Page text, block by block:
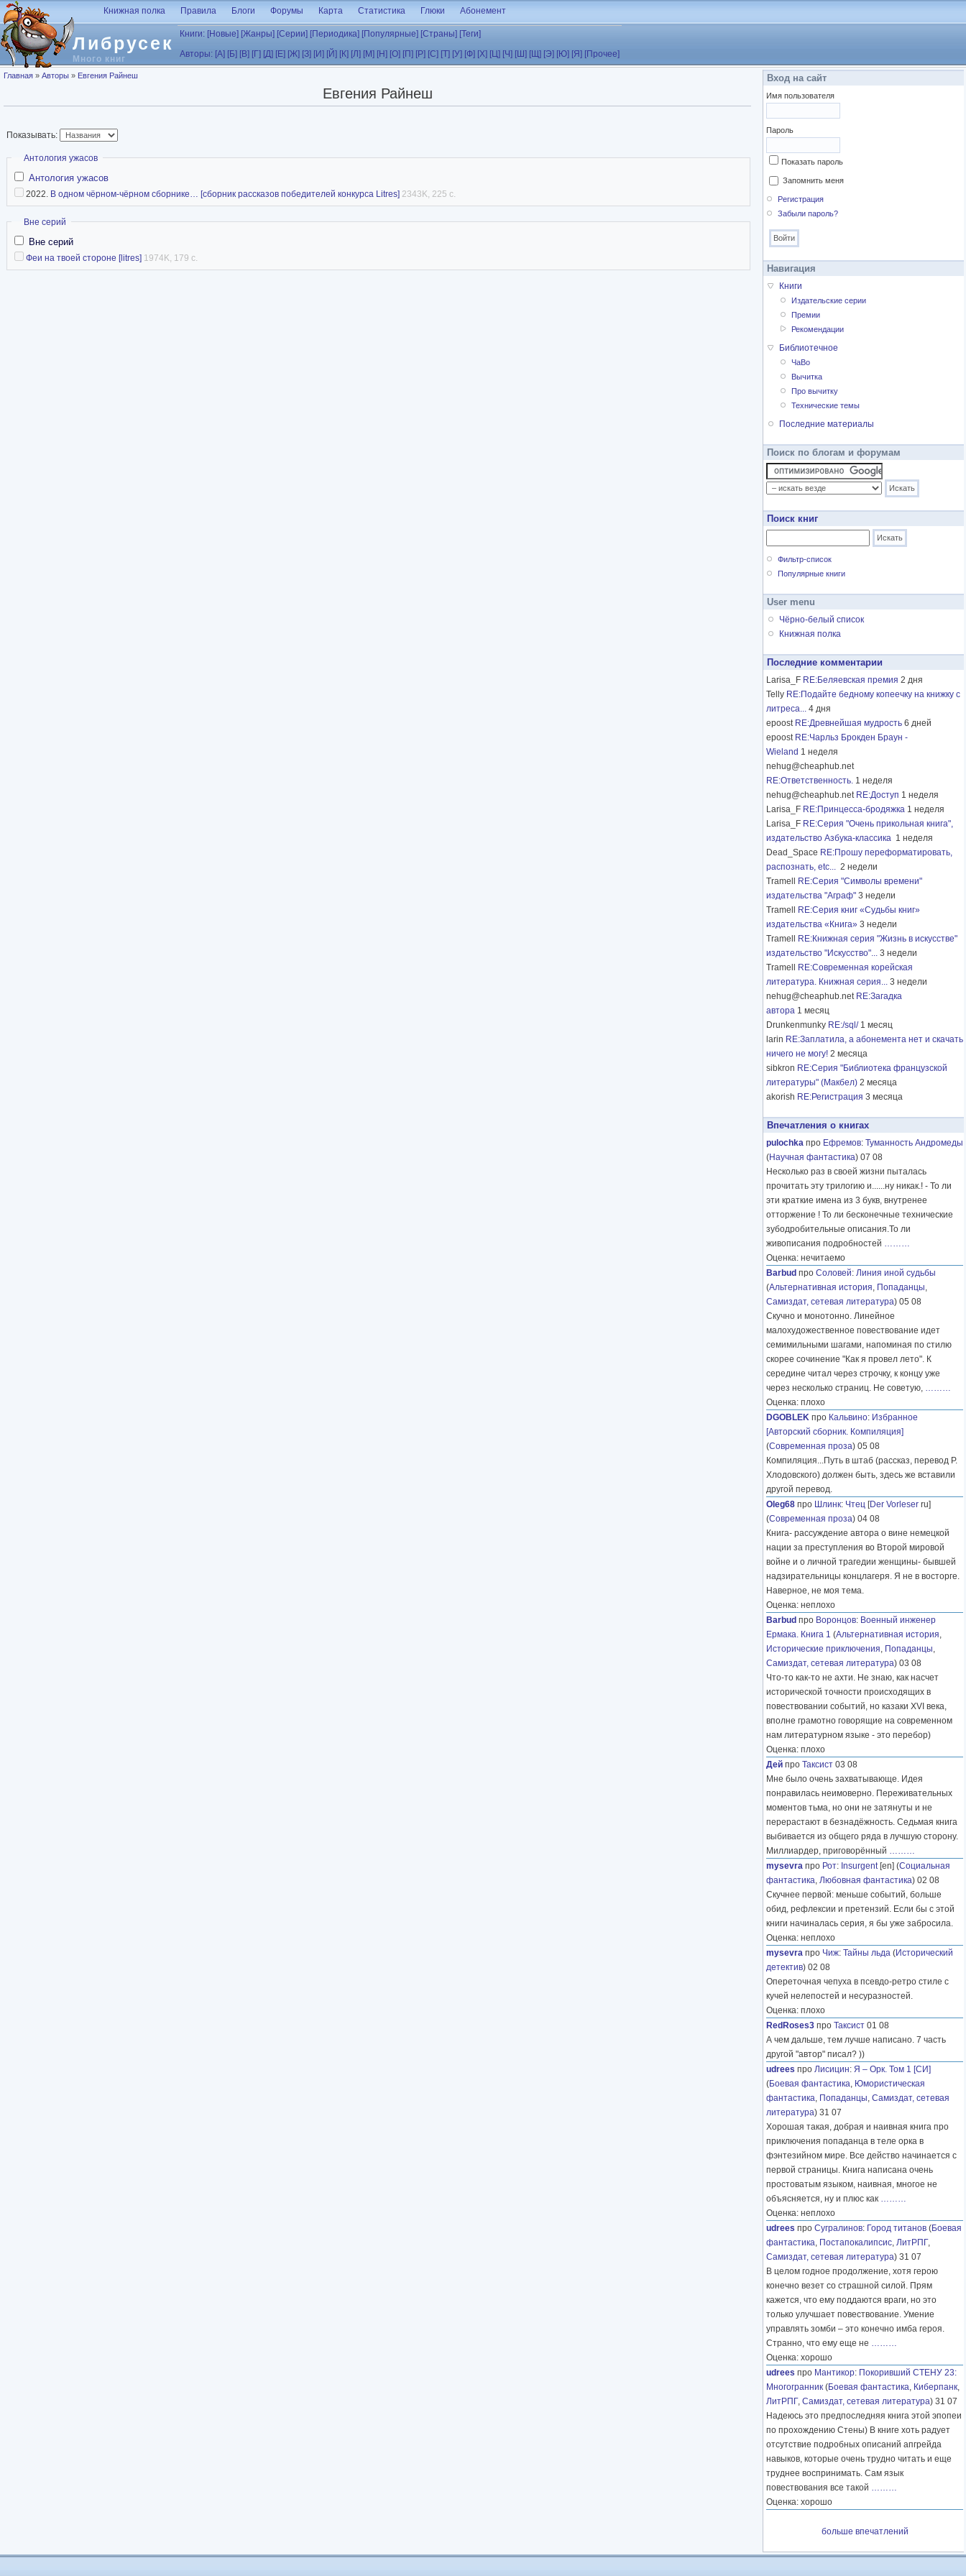
Перейти к основному содержанию
Либрусек
Много книг
Книжная полка Правила Блоги Форумы Карта Статистика Глюки Абонемент
Книги: [Новые] [Жанры] [Серии] [Периодика] [Популярные] [Страны] [Теги]
Авторы: [А] [Б] [В] [Г] [Д] [Е] [Ж] [З] [И] [Й] [К] [Л] [М] [Н] [О] [П] [Р] [С] [Т] [У] [Ф] [Х] [Ц] [Ч] [Ш] [Щ] [Э] [Ю] [Я] [Прочее]
Вы здесь
Главная » Авторы » Евгения Райнеш
Евгения Райнеш
Показывать:
Скрыть
Антология ужасов
Антология ужасов
2022. В одном чёрном-чёрном сборнике… [сборник рассказов победителей конкурса Litres] 2343K, 225 с.
Скрыть
Вне серий
Вне серий
Феи на твоей стороне [litres] 1974K, 179 с.
Вход на сайт
Имя пользователя
Пароль
Показать пароль
Запомнить меня
Регистрация
Забыли пароль?
Навигация
Книги
Издательские серии
Премии
Рекомендации
Библиотечное
ЧаВо
Вычитка
Про вычитку
Технические темы
Последние материалы
Поиск по блогам и форумам
Поиск книг
Фильтр-список
Популярные книги
User menu
Чёрно-белый список
Книжная полка
Последние комментарии
Larisa_F RE:Беляевская премия 2 дня
Telly RE:Подайте бедному копеечку на книжку с
литреса... 4 дня
epoost RE:Древнейшая мудрость 6 дней
epoost RE:Чарльз Брокден Браун -
Wieland 1 неделя
nehug@cheaphub.net
RE:Ответственность. 1 неделя
nehug@cheaphub.net RE:Доступ 1 неделя
Larisa_F RE:Принцесса-бродяжка 1 неделя
Larisa_F RE:Серия "Очень прикольная книга",
издательство Азбука-классика 1 неделя
Dead_Space RE:Прошу переформатировать,
распознать, etc... 2 недели
Tramell
RE:Серия "Символы времени"
издательства "Аграф" 3 недели
Tramell
RE:Серия книг «Судьбы книг»
издательства «Книга» 3 недели
Tramell
RE:Книжная серия "Жизнь в искусстве"
издательство "Искусство"... 3 недели
Tramell
RE:Современная корейская
литература. Книжная серия... 3 недели
nehug@cheaphub.net RE:Загадка
автора 1 месяц
Drunkenmunky RE:/sql/ 1 месяц
larin RE:Заплатила, а абонемента нет и скачать
ничего не могу! 2 месяца
sibkron RE:Серия "Библиотека французской
литературы" (Макбел) 2 месяца
akorish RE:Регистрация 3 месяца
Впечатления о книгах
pulochka про Ефремов: Туманность Андромеды
(Научная фантастика) 07 08
Несколько раз в своей жизни пыталась
прочитать эту трилогию и......ну никак.! - То ли
эти краткие имена из 3 букв, внутренее
отторжение ! То ли бесконечные технические
зубодробительные описания.То ли
живописания подробностей ………
Оценка: нечитаемо
Barbud про Соловей: Линия иной судьбы
(Альтернативная история, Попаданцы,
Самиздат, сетевая литература) 05 08
Скучно и монотонно. Линейное
малохудожественное повествование идет
семимильными шагами, напоминая по стилю
скорее сочинение "Как я провел лето". К
середине читал через строчку, к концу уже
через несколько страниц. Не советую, ………
Оценка: плохо
DGOBLEK про Кальвино: Избранное
[Авторский сборник. Компиляция]
(Современная проза) 05 08
Компиляция...Путь в штаб (рассказ, перевод Р.
Хлодовского) должен быть, здесь же вставили
другой перевод.
Oleg68 про Шлинк: Чтец [Der Vorleser ru]
(Современная проза) 04 08
Книга- рассуждение автора о вине немецкой
нации за преступления во Второй мировой
войне и о личной трагедии женщины- бывшей
надзирательницы концлагеря. Я не в восторге.
Наверное, не моя тема.
Оценка: неплохо
Barbud про Воронцов: Военный инженер
Ермака. Книга 1 (Альтернативная история,
Исторические приключения, Попаданцы,
Самиздат, сетевая литература) 03 08
Что-то как-то не ахти. Не знаю, как насчет
исторической точности происходящих в
повествовании событий, но казаки XVI века,
вполне грамотно говорящие на современном
нам литературном языке - это перебор)
Оценка: плохо
Дей про Таксист 03 08
Мне было очень захватывающе. Идея
понравилась неимоверно. Переживательных
моментов тьма, но они не затянуты и не
перерастают в безнадёжность. Седьмая книга
выбивается из общего ряда в лучшую сторону.
Миллиардер, приговорённый ………
mysevra про Рот: Insurgent[en] (Социальная
фантастика, Любовная фантастика) 02 08
Скучнее первой: меньше событий, больше
обид, рефлексии и претензий. Если бы с этой
книги начиналась серия, я бы уже забросила.
Оценка: неплохо
mysevra про Чиж: Тайны льда (Исторический
детектив) 02 08
Опереточная чепуха в псевдо-ретро стиле с
кучей нелепостей и несуразностей.
Оценка: плохо
RedRoses3 про Таксист 01 08
А чем дальше, тем лучше написано. 7 часть
другой "автор" писал? ))
udrees про Лисицин: Я – Орк. Том 1 [СИ]
(Боевая фантастика, Юмористическая
фантастика, Попаданцы, Самиздат, сетевая
литература) 31 07
Хорошая такая, добрая и наивная книга про
приключения попаданца в теле орка в
фэнтезийном мире. Все действо начинается с
первой страницы. Книга написана очень
простоватым языком, наивная, многое не
объясняется, ну и плюс как ………
Оценка: неплохо
udrees про Сугралинов: Город титанов (Боевая
фантастика, Постапокалипсис, ЛитРПГ,
Самиздат, сетевая литература) 31 07
В целом годное продолжение, хотя герою
конечно везет со страшной силой. Прям
кажется, что ему поддаются враги, но это
только улучшает повествование. Умение
управлять зомби – это конечно имба героя.
Странно, что ему еще не ………
Оценка: хорошо
udrees про Мантикор: Покоривший СТЕНУ 23:
Многогранник (Боевая фантастика, Киберпанк,
ЛитРПГ, Самиздат, сетевая литература) 31 07
Надеюсь это предпоследняя книга этой эпопеи
по прохождению Стены) В книге хоть радует
отсутствие подробных описаний апгрейда
навыков, которые очень трудно читать и еще
труднее воспринимать. Сам язык
повествования все такой ………
Оценка: хорошо
больше впечатлений